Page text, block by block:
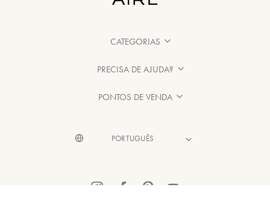
CATEGORIAS
PRECISA DE AJUDA?
PONTOS DE VENDA